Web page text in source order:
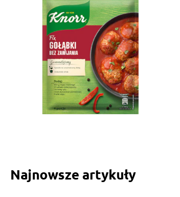
Najnowsze artykuły